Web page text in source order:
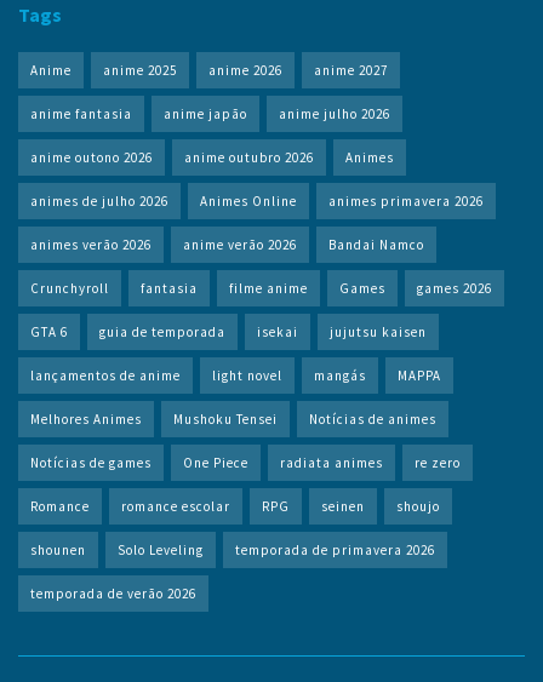
Tags
Anime anime 2025 anime 2026 anime 2027
anime fantasia anime japão anime julho 2026
anime outono 2026 anime outubro 2026 Animes
animes de julho 2026 Animes Online animes primavera 2026
animes verão 2026 anime verão 2026 Bandai Namco
Crunchyroll fantasia filme anime Games games 2026
GTA 6 guia de temporada isekai jujutsu kaisen
lançamentos de anime light novel mangás MAPPA
Melhores Animes Mushoku Tensei Notícias de animes
Notícias de games One Piece radiata animes re zero
Romance romance escolar RPG seinen shoujo
shounen Solo Leveling temporada de primavera 2026
temporada de verão 2026